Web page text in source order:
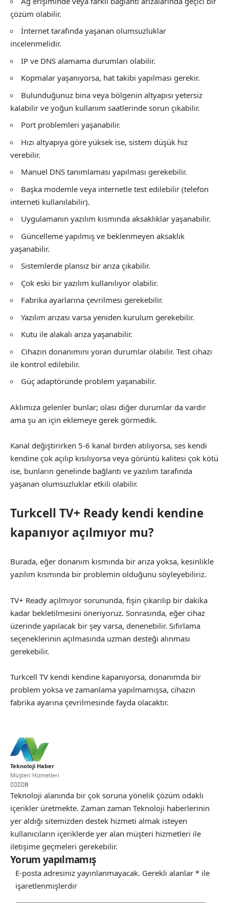
çözüm olabilir.
İnternet tarafında yaşanan olumsuzluklar
incelenmelidir.
IP ve DNS alamama durumları olabilir.
Kopmalar yaşanıyorsa, hat takibi yapılması gerekir.
Bulunduğunuz bina veya bölgenin altyapısı yetersiz
kalabilir ve yoğun kullanım saatlerinde sorun çıkabilir.
Port problemleri yaşanabilir.
Hızı altyapıya göre yüksek ise, sistem düşük hız
verebilir.
Manuel DNS tanımlaması yapılması gerekebilir.
Başka modemle veya internetle test edilebilir (telefon
interneti kullanılabilir).
Uygulamanın yazılım kısmında aksaklıklar yaşanabilir.
Güncelleme yapılmış ve beklenmeyen aksaklık
yaşanabilir.
Sistemlerde plansız bir arıza çıkabilir.
Çok eski bir yazılım kullanılıyor olabilir.
Fabrika ayarlarına çevrilmesi gerekebilir.
Yazılım arızası varsa yeniden kurulum gerekebilir.
Kutu ile alakalı arıza yaşanabilir.
Cihazın donanımını yoran durumlar olabilir. Test cihazı
ile kontrol edilebilir.
Güç adaptöründe problem yaşanabilir.
Aklımıza gelenler bunlar; olası diğer durumlar da vardır
ama şu an için eklemeye gerek görmedik.
Kanal değiştirirken 5-6 kanal birden atılıyorsa, ses kendi
kendine çok açılıp kısılıyorsa veya görüntü kalitesi çok kötü
ise, bunların genelinde bağlantı ve yazılım tarafında
yaşanan olumsuzluklar etkili olabilir.
Turkcell TV+ Ready kendi kendine
kapanıyor açılmıyor mu?
Burada, eğer donanım kısmında bir arıza yoksa, kesinlikle
yazılım kısmında bir problemin olduğunu söyleyebiliriz.
TV+ Ready açılmıyor sorununda, fişin çıkarılıp bir dakika
kadar bekletilmesini öneriyoruz. Sonrasında, eğer cihaz
üzerinde yapılacak bir şey varsa, denenebilir. Sıfırlama
seçeneklerinin açılmasında uzman desteği alınması
gerekebilir.
Turkcell TV kendi kendine kapanıyorsa, donanımda bir
problem yoksa ve zamanlama yapılmamışsa, cihazın
fabrika ayarına çevrilmesinde fayda olacaktır.
Teknoloji Haber
Müşteri Hizmetleri
Teknoloji alanında bir çok soruna yönelik çözüm odaklı
içerikler üretmekte. Zaman zaman Teknoloji haberlerinin
yer aldığı sitemizden destek hizmeti almak isteyen
kullanıcıların içeriklerde yer alan müşteri hizmetleri ile
iletişime geçmeleri gerekebilir.
Yorum yapılmamış
E-posta adresiniz yayınlanmayacak. Gerekli alanlar * ile
işaretlenmişlerdir